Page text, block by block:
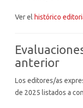
Ver el histórico
anterior
Los editores/as
de 2025 listados a